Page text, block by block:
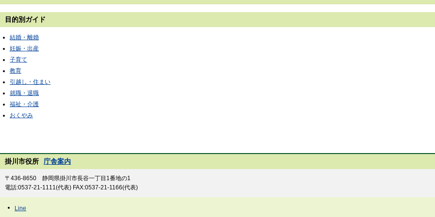
目的別ガイド
結婚・離婚
妊娠・出産
子育て
教育
引越し・住まい
就職・退職
福祉・介護
おくやみ
掛川市役所 庁舎案内
〒436-8650 静岡県掛川市長谷一丁目1番地の1
電話:0537-21-1111(代表) FAX:0537-21-1166(代表)